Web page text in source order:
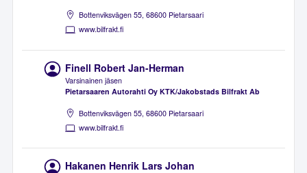
Bottenviksvägen 55, 68600 Pietarsaari
www.bilfrakt.fi
Finell Robert Jan-Herman
Varsinainen jäsen
Pietarsaaren Autorahti Oy KTK/Jakobstads Bilfrakt Ab
Bottenviksvägen 55, 68600 Pietarsaari
www.bilfrakt.fi
Hakanen Henrik Lars Johan